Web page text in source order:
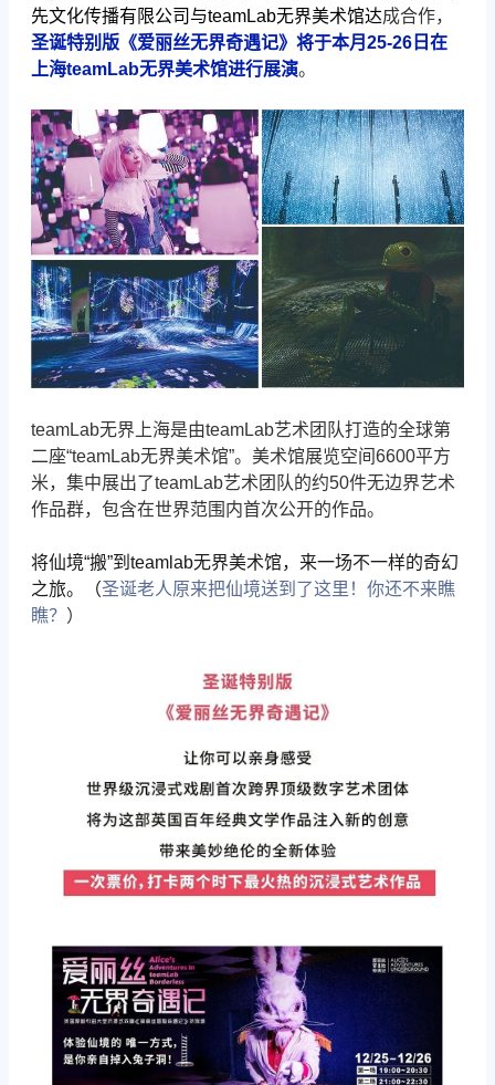
先文化传播有限公司与teamLab无界美术馆达成合作，
圣诞特别版 《爱丽丝无界奇遇记》 将于本月25-26日在
上海teamLab无界美术馆进行展演。
teamLab无界上海是由teamLab艺术团队打造的全球第
二座“teamLab无界美术馆”。美术馆展览空间6600平方
米，集中展出了teamLab艺术团队的约50件无边界艺术
作品群，包含在世界范围内首次公开的作品。
将仙境“搬”到teamlab无界美术馆，来一场不一样的奇幻
之旅。（圣诞老人原来把仙境送到了这里！你还不来瞧
瞧？ ）